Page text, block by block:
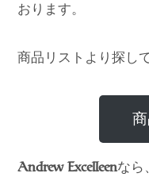
おります。
商品リストより探し
Andrew Excelleenなら